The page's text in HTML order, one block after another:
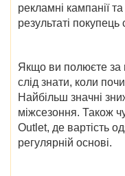
рекламні кампанії
результаті
Якщо ви полюєте за
слід знати, коли
Найбільш значні
міжсезоння. Також
Outlet, де вартість
регулярній основі.